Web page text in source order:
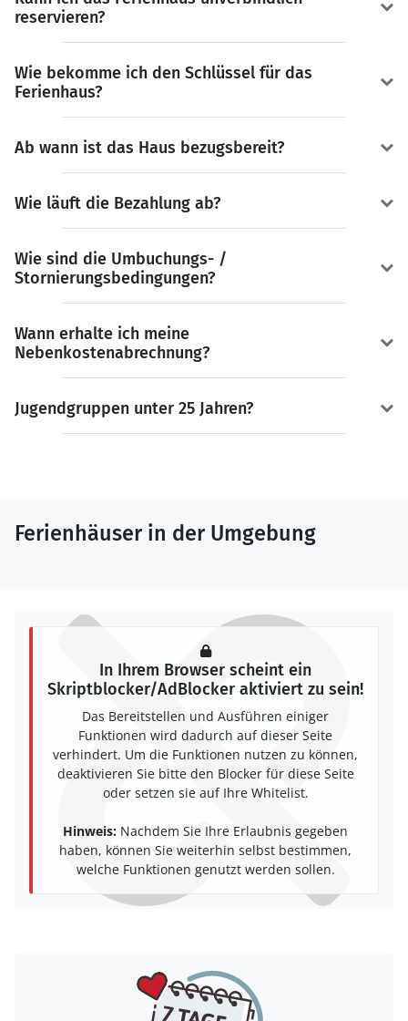
reservieren?
Wie bekomme ich den Schlüssel für das
Ferienhaus?
Ab wann ist das Haus bezugsbereit?
Wie läuft die Bezahlung ab?
Wie sind die Umbuchungs- /
Stornierungsbedingungen?
Wann erhalte ich meine
Nebenkostenabrechnung?
Jugendgruppen unter 25 Jahren?
Ferienhäuser in der Umgebung
In Ihrem Browser scheint ein
Skriptblocker/AdBlocker aktiviert zu sein!
Das Bereitstellen und Ausführen einiger
Funktionen wird dadurch auf dieser Seite
verhindert. Um die Funktionen nutzen zu können,
deaktivieren Sie bitte den Blocker für diese Seite
oder setzen sie auf Ihre Whitelist.
Hinweis: Nachdem Sie Ihre Erlaubnis gegeben
haben, können Sie weiterhin selbst bestimmen,
welche Funktionen genutzt werden sollen.